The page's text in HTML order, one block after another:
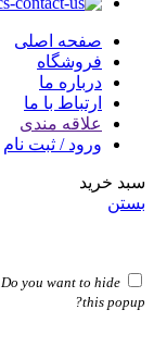
صفحه اصلی
فروشگاه
درباره ما
ارتباط با ما
علاقه مندی
ورود / ثبت نام
سبد خرید
بستن
Do you want to hide
this popup?